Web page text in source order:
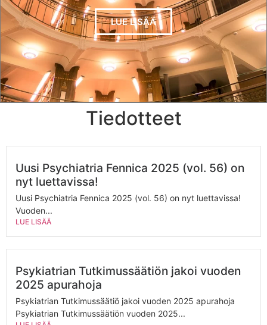
LUE LISÄÄ
Tiedotteet
Uusi Psychiatria Fennica 2025 (vol. 56) on
nyt luettavissa!
Uusi Psychiatria Fennica 2025 (vol. 56) on nyt luettavissa!
Vuoden...
LUE LISÄÄ
Psykiatrian Tutkimussäätiön jakoi vuoden
2025 apurahoja
Psykiatrian Tutkimussäätiö jakoi vuoden 2025 apurahoja
Psykiatrian Tutkimussäätiön vuoden 2025...